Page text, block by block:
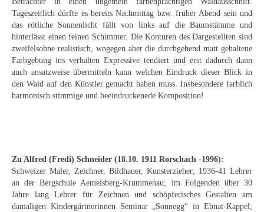
Schwäbische Künstler
Weitere
Expressiver Realismus
Motive
Mediterrane Landschaft
Norddeutsche Landschaften
Süddeutsche Landschaft
Tageszeitlich dürfte es bereits Nachmittag bzw. früher Abend sein und
das rötliche Sonnenlicht fällt von links auf die Baumstämme und
hinterlässt einen feinen Schimmer. Die Konturen des Dargestellten sind
zweifelsohne realistisch, wogegen aber die durchgehend matt gehaltene
Farbgebung ins verhalten Expressive tendiert und erst dadurch dann
auch ansatzweise übermitteln kann welchen Eindruck dieser Blick in
den Wald auf den Künstler gemacht haben muss. Insbesondere farblich
harmonisch stimmige und beeindruckenede Komposition!
Zu Alfred (Fredi) Schneider (18.10. 1911 Rorschach -1996):
Schweizer Maler, Zeichner, Bildhauer, Kunsterzieher; 1936-41 Lehrer
an der Bergschule Aemelsberg-Krummenau; im Folgenden über 30
Jahre lang Lehrer für Zeichnen und schöpferisches Gestalten am
damaligen Kindergärtnerinnen Seminar „Sonnegg“ in Ebnat-Kappel;